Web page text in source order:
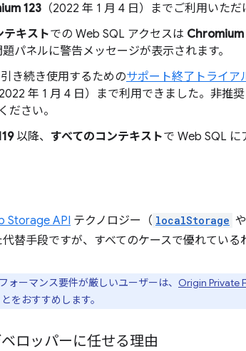
123 （2022 年 1 月 4 日）までご利用いただ
テキストでの Web SQL アクセスは Chromium
パネルに警告メッセージが表示されます。
き続き使用するためのサポート終了トライア
年 1 月 4 日）まで利用できました。非推
ださい。
以降、 すべてのコンテキストで Web SQL に
Storage API テクノロジー（ localStorage や
替手段ですが、すべてのケースで優れている
ーマンス要件が厳しいユーザーは、 Origin Private
をおすすめします。
ロッパーに任せる理由